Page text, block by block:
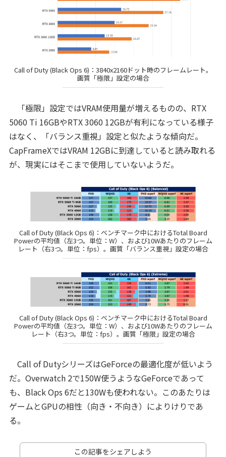
Call of Duty (Black Ops 6)：3840x2160ドット時のフレームレート。
画質「極限」設定の場合
「極限」設定ではVRAM使用量が増えるものの、RTX
5060 Ti 16GBやRTX 3060 12GBが有利になっている様子
はなく、「バランス重視」設定と似たような傾向だ。
CapFrameXではVRAM 12GBに到達していると読み取れる
が、現実にはそこまで使用していないようだ。
Call of Duty (Black Ops 6)：ベンチマーク中におけるTotal Board
Powerの平均値（左3つ。単位：W）、および10Wあたりのフレーム
レート（右3つ。単位：fps）。画質「バランス重視」設定の場合
Call of Duty (Black Ops 6)：ベンチマーク中におけるTotal Board
Powerの平均値（左3つ。単位：W）、および10Wあたりのフレーム
レート（右3つ。単位：fps）。画質「極限」設定の場合
Call of DutyシリーズはGeForceの最適化度が低いよう
だ。Overwatch 2で150W使うようなGeForceであって
も、Black Ops 6だと130Wも使われない。このあたりは
ゲームとGPUの相性（向き・不向き）によりけりであ
る。
この記事をシェアしよう